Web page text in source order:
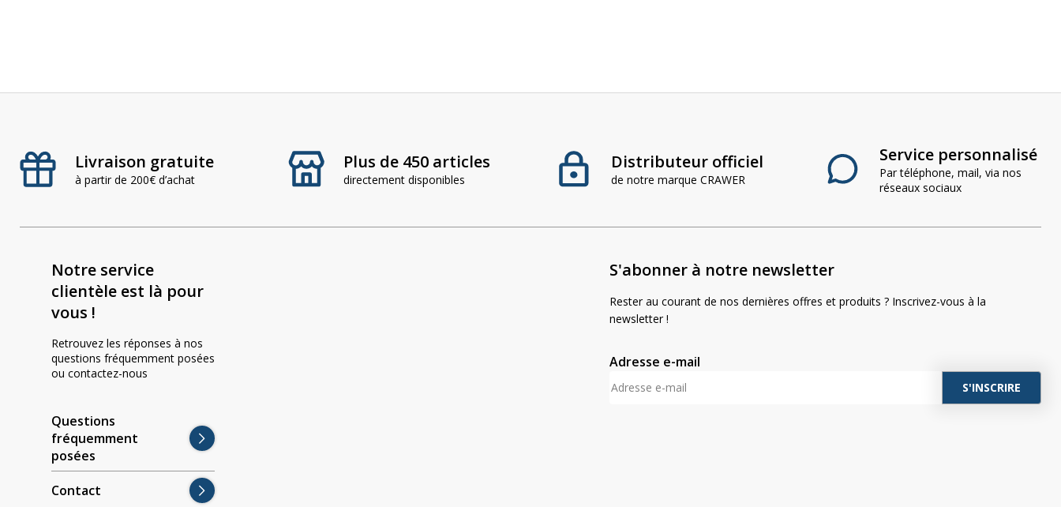
Livraison gratuite
à partir de 200€ d’achat
Plus de 450 articles
directement disponibles
Distributeur officiel
de notre marque CRAWER
Service personnalisé
Par téléphone, mail, via nos
réseaux sociaux
Notre service
clientèle est là pour
vous !
Retrouvez les réponses à nos
questions fréquemment posées
ou contactez-nous
Questions
fréquemment
posées
Contact
S'abonner à notre newsletter
Rester au courant de nos dernières offres et produits ? Inscrivez-vous à la
newsletter !
Adresse e-mail
A